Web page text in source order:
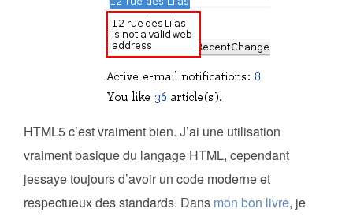
HTML5 c’est vraiment bien. J’ai une utilisation
vraiment basique du langage HTML, cependant
jessaye toujours d’avoir un code moderne et
respectueux des standards. Dans mon bon livre, je